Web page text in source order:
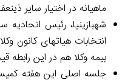
ماهیانه در اختیار سایر
شهبازی­نیا، رئیس
انتخابات هیات­های
بیمه وکلا هم در این
جلسه اصلی این هفته